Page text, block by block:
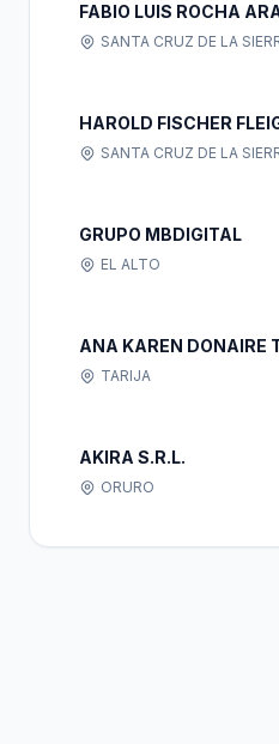
FABIO LUIS ROCHA
SANTA CRUZ DE LA
HAROLD FISCHER
SANTA CRUZ DE LA
GRUPO MBDIGITAL
EL ALTO
ANA KAREN DONAIRE
TARIJA
AKIRA S.R.L.
ORURO